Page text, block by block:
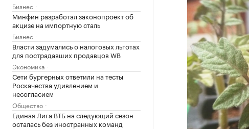
Бизнес
Минфин разработал законопроект об
акцизе на импортную сталь
Бизнес
Власти задумались о налоговых льготах
для пострадавших продавцов WB
Экономика
Сети бургерных ответили на тесты
Роскачества удивлением и
несогласием
Общество
Единая Лига ВТБ на следующий сезон
осталась без иностранных команд